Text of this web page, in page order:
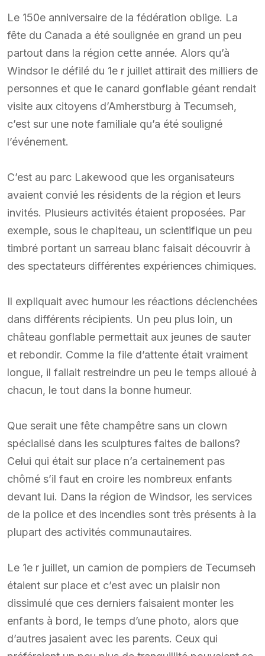
Le 150e anniversaire de la fédération oblige. La
fête du Canada a été soulignée en grand un peu
partout dans la région cette année. Alors qu’à
Windsor le défilé du 1e r juillet attirait des milliers de
personnes et que le canard gonflable géant rendait
visite aux citoyens d’Amherstburg à Tecumseh,
c’est sur une note familiale qu’a été souligné
l’événement.
C’est au parc Lakewood que les organisateurs
avaient convié les résidents de la région et leurs
invités. Plusieurs activités étaient proposées. Par
exemple, sous le chapiteau, un scientifique un peu
timbré portant un sarreau blanc faisait découvrir à
des spectateurs différentes expériences chimiques.
Il expliquait avec humour les réactions déclenchées
dans différents récipients. Un peu plus loin, un
château gonflable permettait aux jeunes de sauter
et rebondir. Comme la file d’attente était vraiment
longue, il fallait restreindre un peu le temps alloué à
chacun, le tout dans la bonne humeur.
Que serait une fête champêtre sans un clown
spécialisé dans les sculptures faites de ballons?
Celui qui était sur place n’a certainement pas
chômé s’il faut en croire les nombreux enfants
devant lui. Dans la région de Windsor, les services
de la police et des incendies sont très présents à la
plupart des activités communautaires.
Le 1e r juillet, un camion de pompiers de Tecumseh
étaient sur place et c’est avec un plaisir non
dissimulé que ces derniers faisaient monter les
enfants à bord, le temps d’une photo, alors que
d’autres jasaient avec les parents. Ceux qui